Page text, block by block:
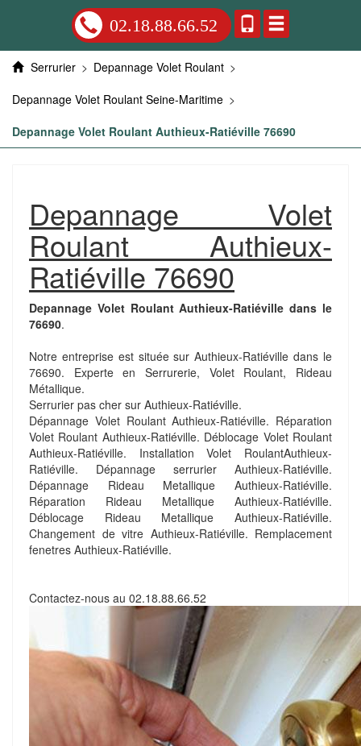
02.18.88.66.52
Serrurier > Depannage Volet Roulant >
Depannage Volet Roulant Seine-Maritime >
Depannage Volet Roulant Authieux-Ratiéville 76690
Depannage Volet
Roulant Authieux-
Ratiéville 76690
Depannage Volet Roulant Authieux-Ratiéville dans le
76690.
Notre entreprise est située sur Authieux-Ratiéville dans le
76690. Experte en Serrurerie, Volet Roulant, Rideau
Métallique.
Serrurier pas cher sur Authieux-Ratiéville.
Dépannage Volet Roulant Authieux-Ratiéville. Réparation
Volet Roulant Authieux-Ratiéville. Déblocage Volet Roulant
Authieux-Ratiéville. Installation Volet RoulantAuthieux-
Ratiéville. Dépannage serrurier Authieux-Ratiéville.
Dépannage Rideau Metallique Authieux-Ratiéville.
Réparation Rideau Metallique Authieux-Ratiéville.
Déblocage Rideau Metallique Authieux-Ratiéville.
Changement de vitre Authieux-Ratiéville. Remplacement
fenetres Authieux-Ratiéville.
Contactez-nous au 02.18.88.66.52